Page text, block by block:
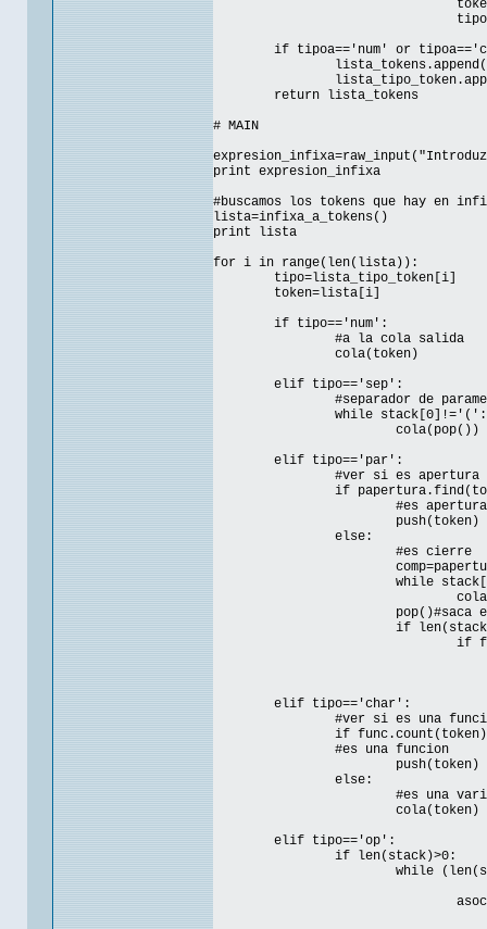
if tipoa=='num' or
return lista_tokens
# MAIN
print expresion_infixa
#buscamos los tokens que hay en
lista=infixa_a_tokens()
print lista
for i in range(len(lista)):
tipo=lista_tipo_token[i]
token=lista[i]
if tipo=='num':
#a la cola salida
cola(token)
elif tipo=='sep':
#separador de
while stack[0]!='(':
cola(pop())
elif tipo=='par':
#ver si es
if
#es apertura
push(token)
else:
#es cierre
while
pop()#saca
if
if
elif tipo=='char':
#ver si es una
if
#es una funcion
push(token)
else:
#es una
cola(token)
elif tipo=='op':
if len(stack)>0:
while